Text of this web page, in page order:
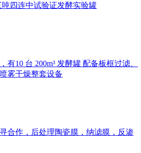
吨四连中试验证发酵实验罐
有10 台 200m³ 发酵罐 配备板框过滤、
雾干燥整套设备
合作，后处理陶瓷膜，纳滤膜，反渗